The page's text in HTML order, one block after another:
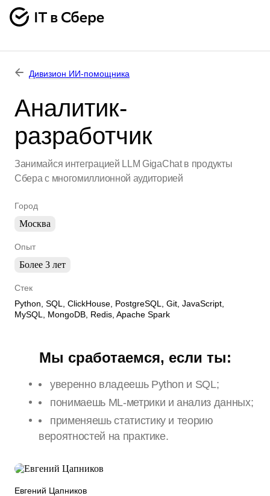
Дивизион ИИ-помощника
Аналитик-
разработчик
Занимайся интеграцией LLM GigaChat в продукты
Сбера с многомиллионной аудиторией
Город
Москва
Опыт
Более 3 лет
Стек
Python, SQL, ClickHouse, PostgreSQL, Git, JavaScript,
MySQL, MongoDB, Redis, Apache Spark
Евгений Цапников
Мы сработаемся, если ты:
уверенно владеешь Python и SQL;
понимаешь ML-метрики и анализ данных;
применяешь статистику и теорию
вероятностей на практике.